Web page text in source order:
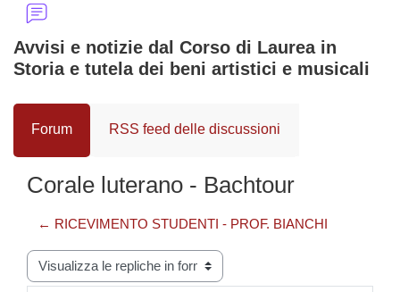
Avvisi e notizie dal Corso di Laurea in
Storia e tutela dei beni artistici e musicali
Forum RSS feed delle discussioni
Corale luterano - Bachtour
← RICEVIMENTO STUDENTI - PROF. BIANCHI
Modalità visualizzazione